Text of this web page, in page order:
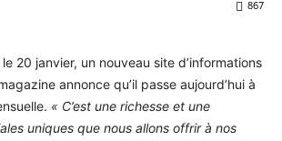
867
20 janvier, un nouveau site d’informations
annonce qu’il passe aujourd’hui à
« C’est une richesse et une
uniques que nous allons offrir à nos